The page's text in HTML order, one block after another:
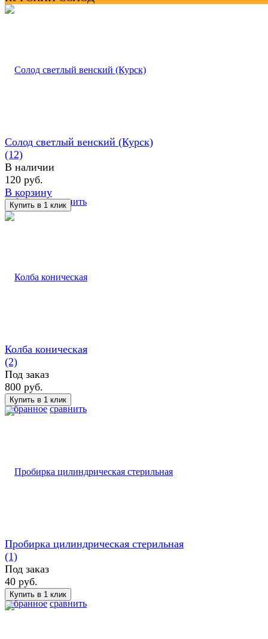
избранное сравнить
Солод светлый венский (Курск)
(12)
В наличии
120 руб.
В корзину
избранное сравнить
Колба коническая
(2)
Под заказ
800 руб.
избранное сравнить
Пробирка цилиндрическая стерильная
(1)
Под заказ
40 руб.